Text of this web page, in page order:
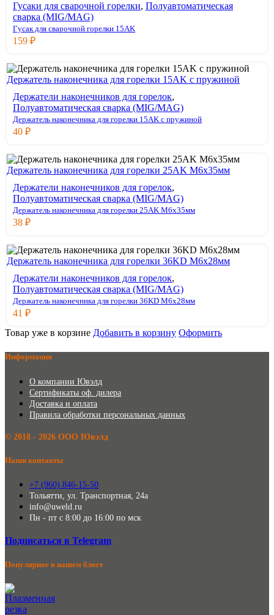
Гусаки для сварочной горелки, Полуавтоматическая
сварка (MIG/MAG)
Гусак для сварочной горелки 15AK
159 ₽
Держатель наконечника для горелки 15AK с пружиной
Держатели наконечников для горелок,
Полуавтоматическая сварка (MIG/MAG)
Держатель наконечника для горелки 15AK с пружиной
40 ₽
Держатель наконечника для горелки 25AK M6x35мм
Держатели наконечников для горелок,
Полуавтоматическая сварка (MIG/MAG)
Держатель наконечника для горелки 25AK M6x35мм
38 ₽
Держатель наконечника для горелки 36KD M6x28мм
Держатели наконечников для горелок,
Полуавтоматическая сварка (MIG/MAG)
Держатель наконечника для горелки 36KD M6x28мм
41 ₽
Товар уже в корзине Добавить в корзину Оформить
Информация
О компании Ювэлд
Сертификаты оф. дилера
Доставка и оплата
Правила обработки персональных данных
©️ 2018 - 2026 ООО Ювэлд
Наши контакты
+7 (960) 846-15-50
Тольятти, ул. Транспортная, 24а
info@uweld.ru
Пн - пт с 8:00 до 16:00 по мск
Подписаться в Telegram
Популярное в нашем блоге